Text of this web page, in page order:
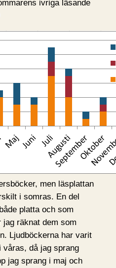
ivriga läsande
men läsplattan
i somras. En del
platta och som
jag räknat dem som
Ljudböckerna har varit
då jag sprang
jag sprang i maj och